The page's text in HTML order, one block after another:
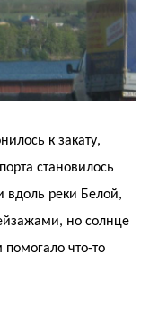
к закату,
становилось
реки Белой,
но солнце
что-то